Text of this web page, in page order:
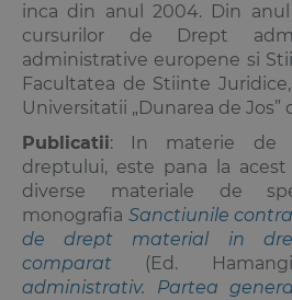
inca din anul 2004. Din
cursurilor de Drept
administrative europene si
Facultatea de Stiinte
Universitatii „Dunarea de Jos”
Publicatii: In materie de
dreptului, este pana la
diverse materiale de
monografia Sanctiunile
de drept material in
comparat (Ed.
administrativ. Partea